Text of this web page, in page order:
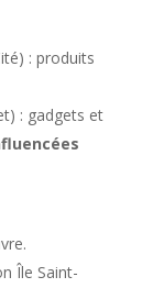
: produits
: gadgets et
Île Saint-